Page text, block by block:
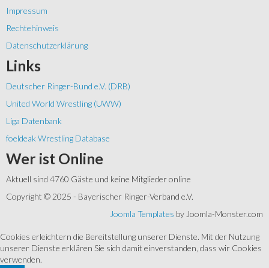
Impressum
Rechtehinweis
Datenschutzerklärung
Links
Deutscher Ringer-Bund e.V. (DRB)
United World Wrestling (UWW)
Liga Datenbank
foeldeak Wrestling Database
Wer ist Online
Aktuell sind 4760 Gäste und keine Mitglieder online
Copyright © 2025 - Bayerischer Ringer-Verband e.V.
Joomla Templates by Joomla-Monster.com
Cookies erleichtern die Bereitstellung unserer Dienste. Mit der Nutzung
unserer Dienste erklären Sie sich damit einverstanden, dass wir Cookies
verwenden.